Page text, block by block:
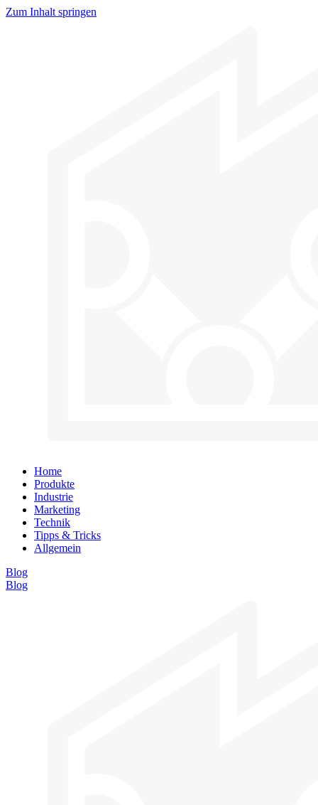
Zum Inhalt springen
Home
Produkte
Industrie
Marketing
Technik
Tipps & Tricks
Allgemein
Blog
Blog